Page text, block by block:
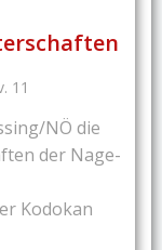
11
NÖ die
der Nage-
Kodokan